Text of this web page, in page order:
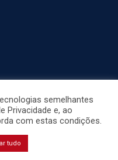
Reservados.
semelhantes
Privacidade e, ao
com estas condições.
tudo